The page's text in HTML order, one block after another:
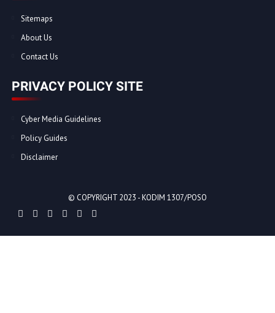
Sitemaps
About Us
Contact Us
PRIVACY POLICY SITE
Cyber Media Guidelines
Policy Guides
Disclaimer
© COPYRIGHT 2023 -KODIM 1307/POSO